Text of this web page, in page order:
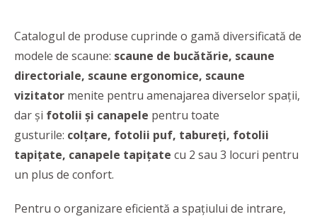
Catalogul de produse cuprinde o gamă diversificată de
modele de scaune: scaune de bucătărie, scaune
directoriale, scaune ergonomice, scaune
vizitator menite pentru amenajarea diverselor spații,
dar și fotolii și canapele pentru toate
gusturile: colțare, fotolii puf, tabureți, fotolii
tapițate, canapele tapițate cu 2 sau 3 locuri pentru
un plus de confort.
Pentru o organizare eficientă a spațiului de intrare,